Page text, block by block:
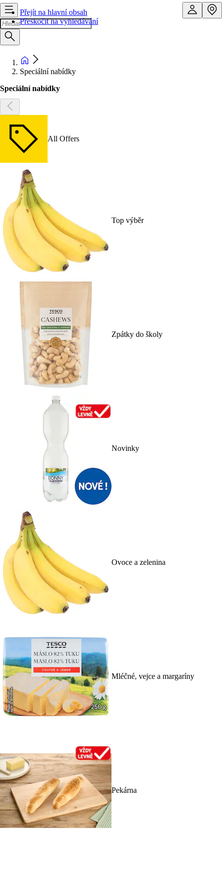
Přejít na hlavní obsah
Přeskočit na vyhledávání
Speciální nabídky
Speciální nabídky
All Offers
Top výběr
Zpátky do školy
Novinky
Ovoce a zelenina
Mléčné, vejce a margaríny
Pekárna